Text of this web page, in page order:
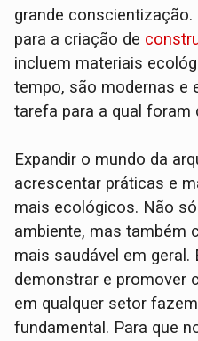
grande
para a criação de
incluem materiais
tempo, são modernas e
tarefa para a qual foram
Expandir o mundo da
acrescentar práticas e
mais ecológicos. Não
ambiente, mas também
mais saudável em
demonstrar e promover
em qualquer setor
fundamental. Para que